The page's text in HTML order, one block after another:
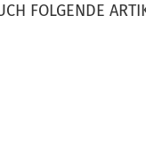
FOLGENDE